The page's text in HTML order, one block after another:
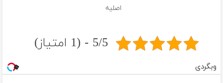
اصلیه
5/5 - (1 امتیاز)
وبگردی